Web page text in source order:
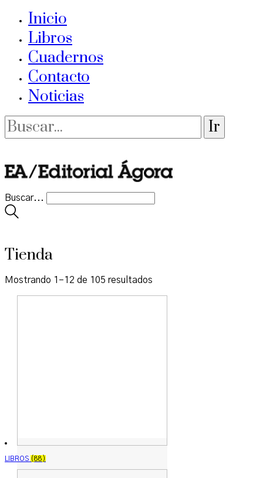
Inicio
Libros
Cuadernos
Contacto
Noticias
Buscar...
Tienda
Mostrando 1–12 de 105 resultados
LIBROS (88)